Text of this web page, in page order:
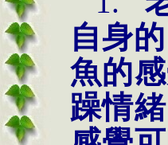
自身
魚的
躁情